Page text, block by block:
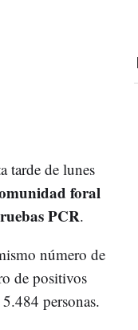
tarde de lunes
foral
PCR.
número de
de positivos
personas.